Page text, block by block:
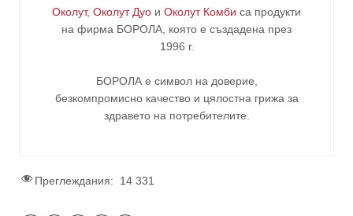
Околут, Околут Дуо и Околут Комби са продукти
на фирма БОРОЛА , която е създадена през
1996 г.
БОРОЛА е символ на доверие,
безкомпромисно качество и цялостна грижа за
здравето на потребителите
Преглеждания: 14 331